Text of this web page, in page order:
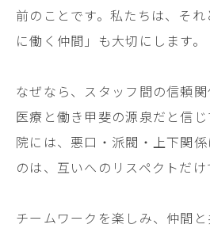
前のことです。私たちは、そ
に働く仲間」も大切にします。
なぜなら、スタッフ間の信頼
医療と働き甲斐の源泉だと信
院には、悪口・派閥・上下関
のは、互いへのリスペクトだけ
チームワークを楽しみ、仲間